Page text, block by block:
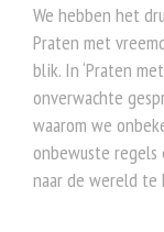
We hebben het
Praten met
blik. In ‘Praten
onverwachte
waarom we
onbewuste regels
naar de wereld te